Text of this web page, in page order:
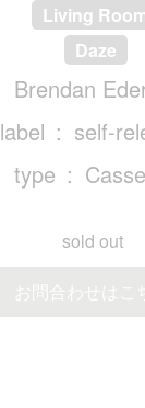
Living
Daze
Brendan
label
self-
type
sold out
お問合わせはこ